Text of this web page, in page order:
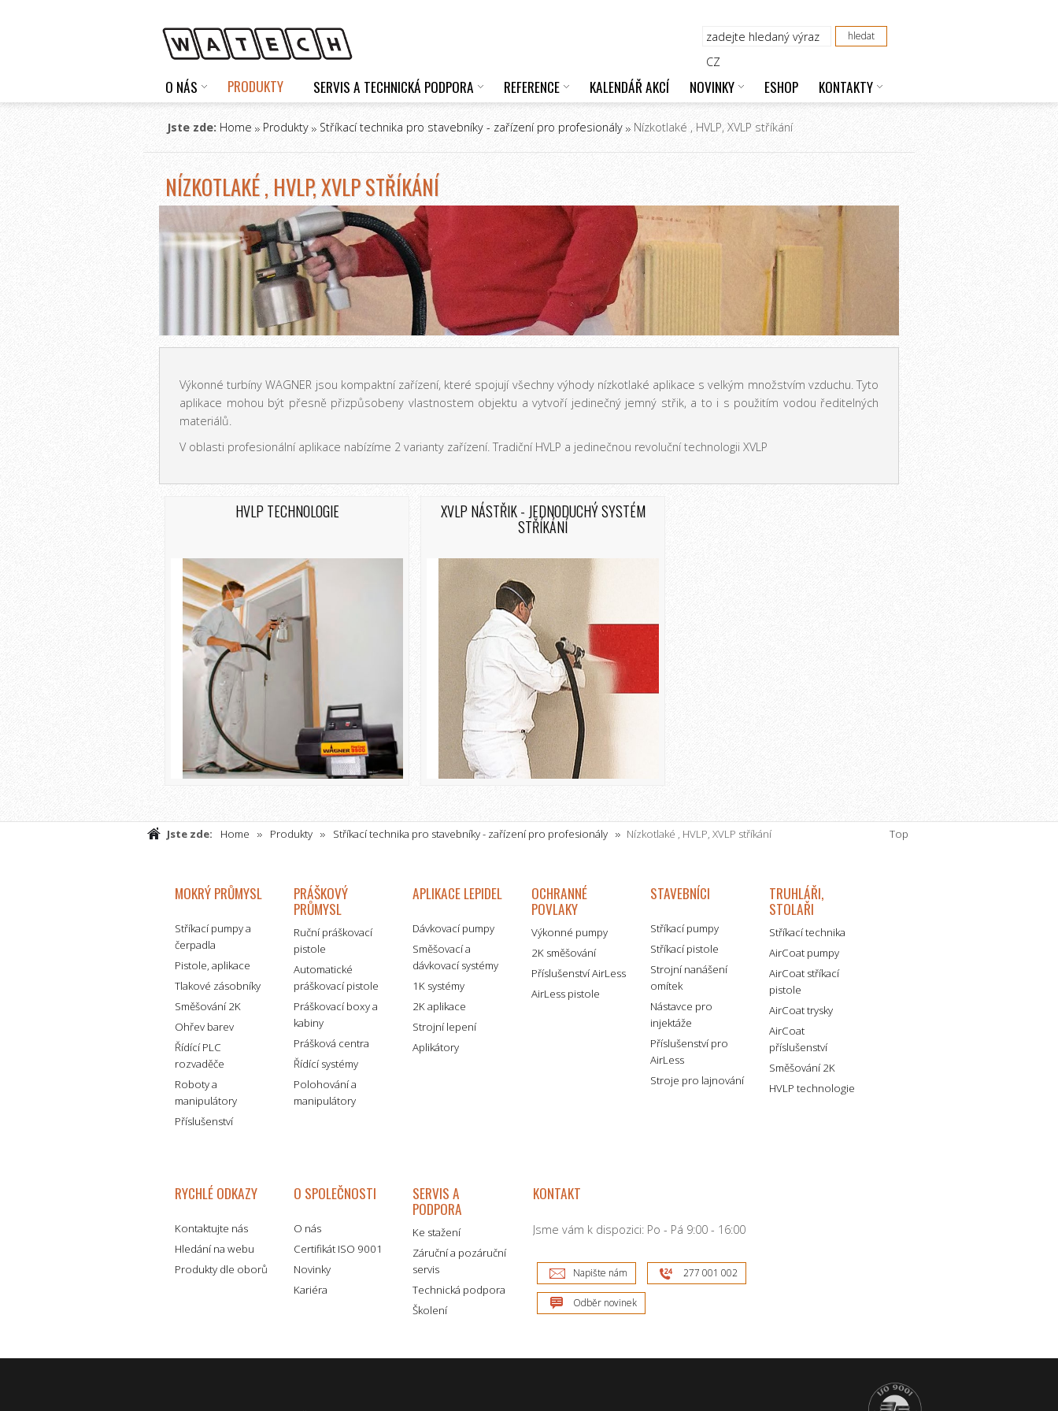
CZ
O NÁS PRODUKTY SERVIS A TECHNICKÁ PODPORA REFERENCE KALENDÁŘ AKCÍ NOVINKY ESHOP KONTAKTY
Jste zde: Home Produkty Stříkací technika pro stavebníky - zařízení pro profesionály Nízkotlaké , HVLP, XVLP stříkání
NÍZKOTLAKÉ , HVLP, XVLP STŘÍKÁNÍ
Výkonné turbíny WAGNER jsou kompaktní zařízení, které spojují všechny výhody nízkotlaké aplikace s velkým množstvím vzduchu. Tyto
aplikace mohou být přesně přizpůsobeny vlastnostem objektu a vytvoří jedinečný jemný střik, a to i s použitím vodou ředitelných
materiálů.
V oblasti profesionální aplikace nabízíme 2 varianty zařízení. Tradiční HVLP a jedinečnou revoluční technologii XVLP
HVLP TECHNOLOGIE XVLP NÁSTŘIK - JEDNODUCHÝ SYSTÉM
STŘÍKÁNÍ
Jste zde: Home Produkty Stříkací technika pro stavebníky - zařízení pro profesionály Nízkotlaké , HVLP, XVLP stříkání Top
MOKRÝ PRŮMYSL
Stříkací pumpy a
čerpadla
Pistole, aplikace
Tlakové zásobníky
Směšování 2K
Ohřev barev
Řídící PLC
rozvaděče
Roboty a
manipulátory
Příslušenství
PRÁŠKOVÝ
PRŮMYSL
Ruční práškovací
pistole
Automatické
práškovací pistole
Práškovací boxy a
kabiny
Prášková centra
Řídící systémy
Polohování a
manipulátory
APLIKACE LEPIDEL
Dávkovací pumpy
Směšovací a
dávkovací systémy
1K systémy
2K aplikace
Strojní lepení
Aplikátory
OCHRANNÉ
POVLAKY
Výkonné pumpy
2K směšování
Příslušenství AirLess
AirLess pistole
STAVEBNÍCI
Stříkací pumpy
Stříkací pistole
Strojní nanášení
omítek
Nástavce pro
injektáže
Příslušenství pro
AirLess
Stroje pro lajnování
TRUHLÁŘI,
STOLAŘI
Stříkací technika
AirCoat pumpy
AirCoat stříkací
pistole
AirCoat trysky
AirCoat
příslušenství
Směšování 2K
HVLP technologie
RYCHLÉ ODKAZY
Kontaktujte nás
Hledání na webu
Produkty dle oborů
O SPOLEČNOSTI
O nás
Certifikát ISO 9001
Novinky
Kariéra
SERVIS A
PODPORA
Ke stažení
Záruční a pozáruční
servis
Technická podpora
Školení
KONTAKT
Jsme vám k dispozici: Po - Pá 9:00 - 16:00
Napište nám 277 001 002
Odběr novinek